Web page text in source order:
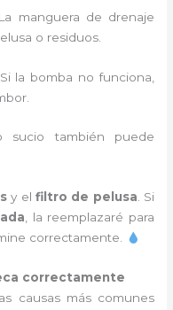
manguera de drenaje
o residuos.
la bomba no funciona,
sucio también puede
y el filtro de pelusa. Si
, la reemplazaré para
correctamente.
correctamente
causas más comunes